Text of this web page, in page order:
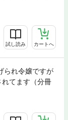
試し読み カートへ
られ令嬢ですが
てます（分冊